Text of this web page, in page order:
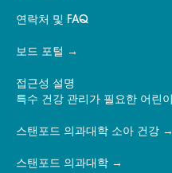
연락처 및 FAQ
보드 포털
접근성 설명
특수 건강 관리가 필요한 어린
스탠포드 의과대학 소아 건강
스탠포드 의과대학